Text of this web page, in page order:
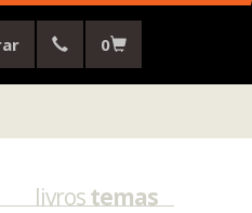
0
livrostemas